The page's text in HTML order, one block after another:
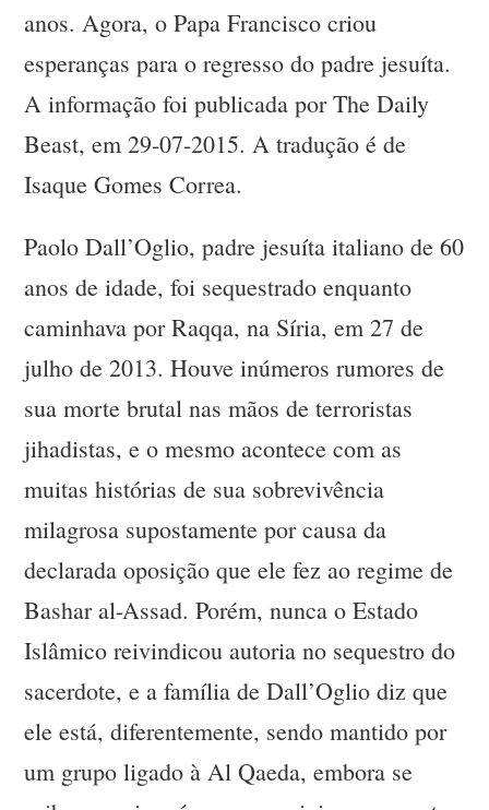
anos. Agora, o Papa Francisco criou
esperanças para o regresso do padre jesuíta.
A informação foi publicada por The Daily
Beast, em 29-07-2015. A tradução é de
Isaque Gomes Correa.
Paolo Dall’Oglio, padre jesuíta italiano de 60
anos de idade, foi sequestrado enquanto
caminhava por Raqqa, na Síria, em 27 de
julho de 2013. Houve inúmeros rumores de
sua morte brutal nas mãos de terroristas
jihadistas, e o mesmo acontece com as
muitas histórias de sua sobrevivência
milagrosa supostamente por causa da
declarada oposição que ele fez ao regime de
Bashar al-Assad. Porém, nunca o Estado
Islâmico reivindicou autoria no sequestro do
sacerdote, e a família de Dall’Oglio diz que
ele está, diferentemente, sendo mantido por
um grupo ligado à Al Qaeda, embora se